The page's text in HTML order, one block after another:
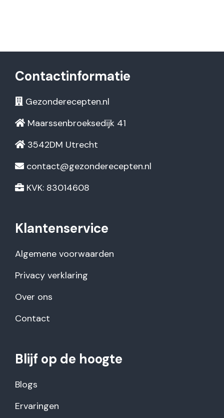
Contactinformatie
Gezonderecepten.nl
Maarssenbroeksedijk 41
3542DM Utrecht
contact@gezonderecepten.nl
KVK: 83014608
Klantenservice
Algemene voorwaarden
Privacy verklaring
Over ons
Contact
Blijf op de hoogte
Blogs
Ervaringen